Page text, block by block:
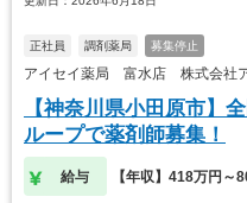
正社員 調剤薬局 募集停止
アイセイ薬局 富水店 株式会社
【神奈川県小田原市】
ループで薬剤師募集！
給与 【年収】418万円～